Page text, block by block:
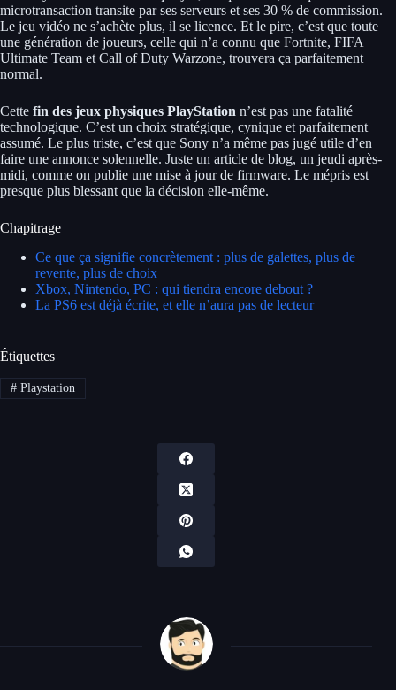
microtransaction transite par ses serveurs et ses 30 % de commission.
Le jeu vidéo ne s’achète plus, il se licence. Et le pire, c’est que toute
une génération de joueurs, celle qui n’a connu que Fortnite, FIFA
Ultimate Team et Call of Duty Warzone, trouvera ça parfaitement
normal.
Cette fin des jeux physiques PlayStation n’est pas une fatalité
technologique. C’est un choix stratégique, cynique et parfaitement
assumé. Le plus triste, c’est que Sony n’a même pas jugé utile d’en
faire une annonce solennelle. Juste un article de blog, un jeudi après-
midi, comme on publie une mise à jour de firmware. Le mépris est
presque plus blessant que la décision elle-même.
Chapitrage
Ce que ça signifie concrètement : plus de galettes, plus de
revente, plus de choix
Xbox, Nintendo, PC : qui tiendra encore debout ?
La PS6 est déjà écrite, et elle n’aura pas de lecteur
Étiquettes
#Playstation